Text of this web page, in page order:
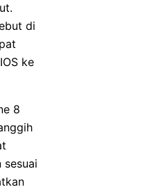
di
ke
8
sesuai